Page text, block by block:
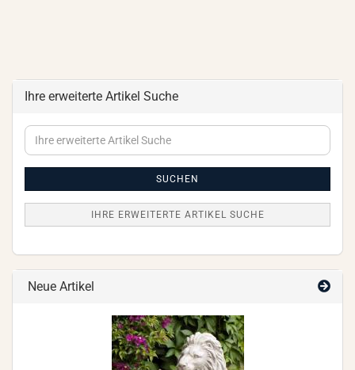
Ihre erweiterte Artikel Suche
Ihre
erweiterte
SUCHEN
IHRE ERWEITERTE ARTIKEL SUCHE
Neue Artikel